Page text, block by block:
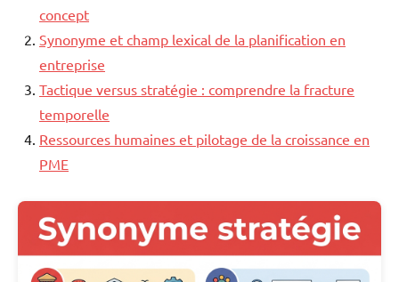
concept
Synonyme et champ lexical de la planification en
entreprise
Tactique versus stratégie : comprendre la fracture
temporelle
Ressources humaines et pilotage de la croissance en
PME